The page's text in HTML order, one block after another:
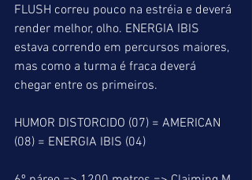
FLUSH correu pouco na estréia e deverá
render melhor, olho. ENERGIA IBIS
estava correndo em percursos maiores,
mas como a turma é fraca deverá
chegar entre os primeiros.
HUMOR DISTORCIDO (07) = AMERICAN
(08) = ENERGIA IBIS (04)